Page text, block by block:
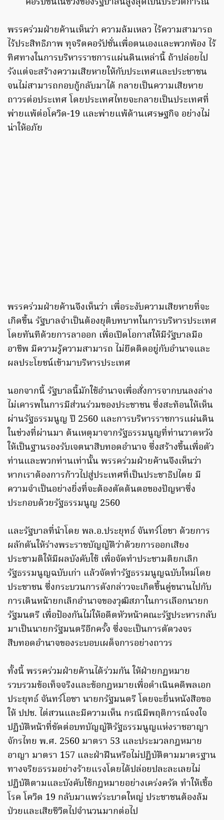
พรรคร่วมฝ่ายค้านเห็นว่า ความล้มเหลว ไร้ความสามารถ
ไร้ประสิทธิภาพ ทุจริตคอรัปชั่นเพื่อตนเองและพวกพ้อง ไร้
ทิศทางในการบริหารราชการแผ่นดินเหล่านี้ ถ้าปล่อยไป
รังแต่จะสร้างความเสียหายให้กับประเทศและประชาชน
จนไม่สามารถกอบกู้กลับมาได้ กลายเป็นความเสียหาย
ถาวรต่อประเทศ โดยประเทศไทยจะกลายเป็นประเทศที่
พ่ายแพ้ต่อโควิด-19 และพ่ายแพ้ด้านเศรษฐกิจ อย่างไม่
น่าให้อภัย
พรรคร่วมฝ่ายค้านจึงเห็นว่า เพื่อระงับความเสียหายที่จะ
เกิดขึ้น รัฐบาลจำเป็นต้องยุติบทบาทในการบริหารประเทศ
โดยทันทีด้วยการลาออก เพื่อเปิดโอกาสให้มีรัฐบาลมือ
อาชีพ มีความรู้ความสามารถ ไม่ยึดติดอยู่กับอำนาจและ
ผลประโยชน์เข้ามาบริหารประเทศ
นอกจากนี้ รัฐบาลนี้มักใช้อำนาจเพื่อสั่งการจากบนลงล่าง
ไม่เคารพในการมีส่วนร่วมของประชาชน ซึ่งสะท้อนให้เห็น
ผ่านรัฐธรรมนูญ ปี 2560 และการบริหารราชการแผ่นดิน
ในช่วงที่ผ่านมา ต้นเหตุมาจากรัฐธรรมนูญที่ท่านวาดหวัง
ให้เป็นฐานรองรับเจตนาสืบทอดอำนาจ ซึ่งสร้างขึ้นเพื่อตัว
ท่านและพวกท่านเท่านั้น พรรคร่วมฝ่ายค้านจึงเห็นว่า
หากเราต้องการก้าวไปสู่ประเทศที่เป็นประชาธิปไตย มี
ความจำเป็นอย่างยิ่งที่จะต้องตัดต้นตอของปัญหาซึ่ง
ประกอบด้วยรัฐธรรมนูญ 2560
และรัฐบาลที่นำโดย พล.อ.ประยุทธ์ จันทร์โอชา ด้วยการ
ผลักดันให้ร่างพระราชบัญญัติว่าด้วยการออกเสียง
ประชามติให้มีผลบังคับใช้ เพื่อจัดทำประชามติยกเลิก
รัฐธรรมนูญฉบับเก่า แล้วจัดทำรัฐธรรมนูญฉบับใหม่โดย
ประชาชน ซึ่งกระบวนการดังกล่าวจะเกิดขึ้นคู่ขนานไปกับ
การเดินหน้ายกเลิกอำนาจของวุฒิสภาในการเลือกนายก
รัฐมนตรี เพื่อป้องกันไม่ให้อดีตหัวหน้าคณะรัฐประหารกลับ
มาเป็นนายกรัฐมนตรีอีกครั้ง ซึ่งจะเป็นการตัดวงจร
สืบทอดอำนาจของระบอบเผด็จการอย่างถาวร
ทั้งนี้ พรรคร่วมฝ่ายค้านได้ร่วมกัน ให้ฝ่ายกฏหมาย
รวบรวมข้อเท็จจริงและข้อกฎหมายเพื่อดำเนินคดีพลเอก
ประยุทธ์ จันทร์โอชา นายกรัฐมนตรี โดยจะยื่นหนังสือขอ
ให้ ปปช. ไต่สวนและมีความเห็น กรณีมีพฤติการณ์จงใจ
ปฏิบัติหน้าที่ขัดต่อบทบัญญัติรัฐธรรมนูญแห่งราชอาญา
จักรไทย พ.ศ. 2560 มาตรา 53 และประมวลกฎหมาย
อาญา มาตรา 157 และฝ่าฝืนหรือไม่ปฏิบัติตามมาตรฐาน
ทางจริยธรรมอย่างร้ายแรงโดยได้ปล่อยปละละเลยไม่
ปฏิบัติตามและบังคับใช้กฎหมายอย่างเคร่งครัด ทำให้เชื้อ
โรค โควิด 19 กลับมาแพร่ระบาดใหญ่ ประชาชนต้องล้ม
ป่วยและเสียชีวิตไปจำนวนมากต่อไป